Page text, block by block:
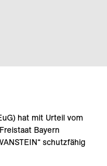
hat mit Urteil vom
Bayern
schutzfähig